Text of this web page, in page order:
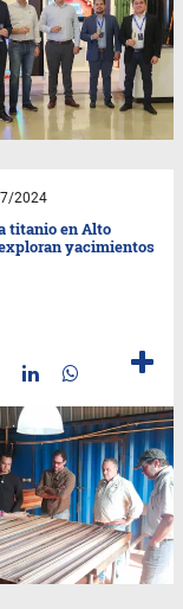
2024
titanio en Alto
yacimientos